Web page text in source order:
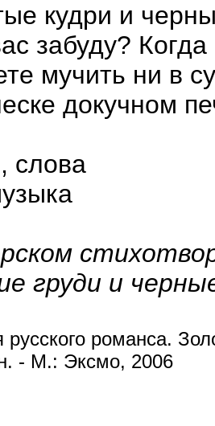
кудри и
забуду?
мучить ни в
докучном
слова
груди и
русского романса.
- М.: Эксмо, 2006